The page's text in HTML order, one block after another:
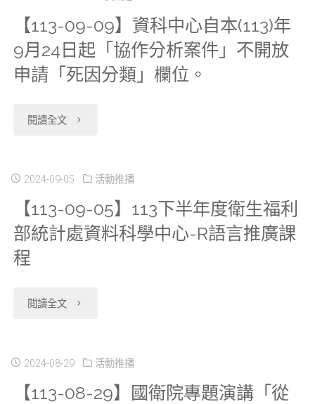
１
２
６
下
午
與
２
９
（一）
主
題
資
庫，
歡
迎
請
用"
架
肝
及
新
乳
癌
題
資
料
用
期
屆
後
一
個
內
毀，
案
資
科
中
心
本
(113)
年
日
新
【113-09-09】資科中心自本(113)年
9月24日起「協作分析案件」不開放
申請「死因分類」欄位。
閱讀全文 "【113-
09】
資
科
心
本
(113)
2024-09-05 活動推播
【113-09-05】113下半年度衛生福利
部統計處資料科學中心-R語言推廣課
程
閱讀全文 "【113-
05】
113
2024-08-29 活動推播
【113-08-29】國衛院專題演講「從